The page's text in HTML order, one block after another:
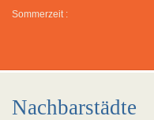
Sommerzeit :
Nachbarstädte